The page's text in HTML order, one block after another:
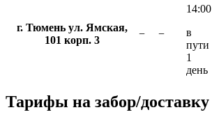
г. Тюмень ул. Ямская,
101 корп. 3
− −
14:00
в
пути
1
день
Тарифы на забор/доставку